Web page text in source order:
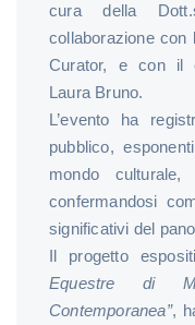
cura della
collaborazione con
Curator, e con il
Laura Bruno.
L’evento ha
pubblico,
mondo culturale,
confermandosi
significativi del
Il progetto
Equestre di
Contemporanea”,